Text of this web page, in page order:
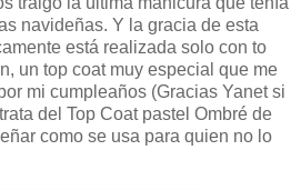
navideñas. Y la gracia de esta
está realizada solo con to
un top coat muy especial que me
mi cumpleaños (Gracias Yanet si
del Top Coat pastel Ombré de
como se usa para quien no lo